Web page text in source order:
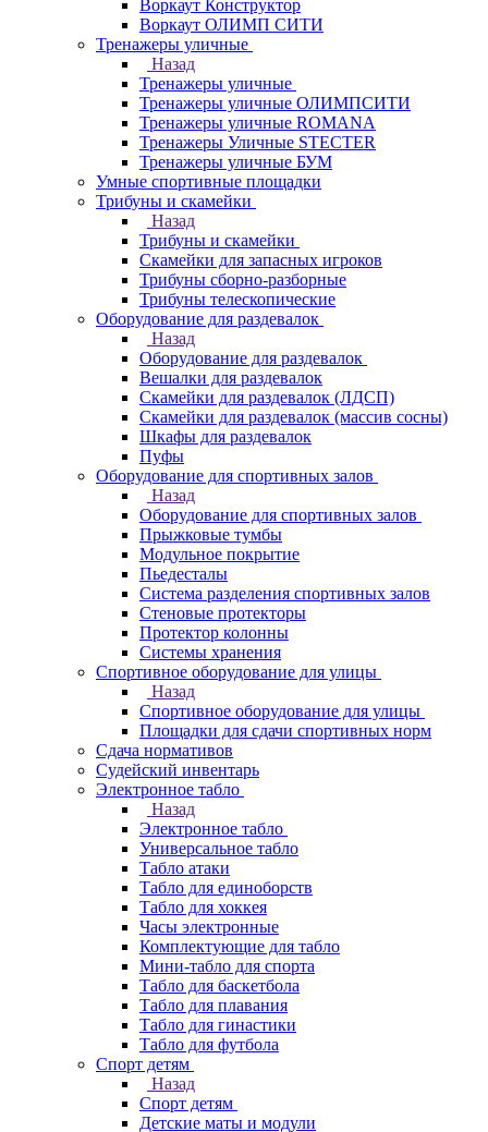
Воркаут Конструктор
Воркаут ОЛИМП СИТИ
Тренажеры уличные
Назад
Тренажеры уличные
Тренажеры уличные ОЛИМПСИТИ
Тренажеры уличные ROMANA
Тренажеры Уличные STECTER
Тренажеры уличные БУМ
Умные спортивные площадки
Трибуны и скамейки
Назад
Трибуны и скамейки
Скамейки для запасных игроков
Трибуны сборно-разборные
Трибуны телескопические
Оборудование для раздевалок
Назад
Оборудование для раздевалок
Вешалки для раздевалок
Скамейки для раздевалок (ЛДСП)
Скамейки для раздевалок (массив сосны)
Шкафы для раздевалок
Пуфы
Оборудование для спортивных залов
Назад
Оборудование для спортивных залов
Прыжковые тумбы
Модульное покрытие
Пьедесталы
Система разделения спортивных залов
Стеновые протекторы
Протектор колонны
Системы хранения
Спортивное оборудование для улицы
Назад
Спортивное оборудование для улицы
Площадки для сдачи спортивных норм
Сдача нормативов
Судейский инвентарь
Электронное табло
Назад
Электронное табло
Универсальное табло
Табло атаки
Табло для единоборств
Табло для хоккея
Часы электронные
Комплектующие для табло
Мини-табло для спорта
Табло для баскетбола
Табло для плавания
Табло для гинастики
Табло для футбола
Спорт детям
Назад
Спорт детям
Детские маты и модули